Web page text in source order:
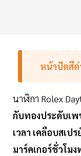
หน้าปัดสีด
นาฬิกา Rolex
กับทองประดับเพ
เวลา เคลือบสเปร
มาร์คเกอร์ชั่วโม